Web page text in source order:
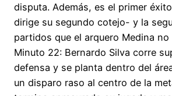
disputa. Además, es el primer
dirige su segundo cotejo- y la
partidos que el arquero Medina no
Minuto 22: Bernardo Silva corre
defensa y se planta dentro del
un disparo raso al centro de la